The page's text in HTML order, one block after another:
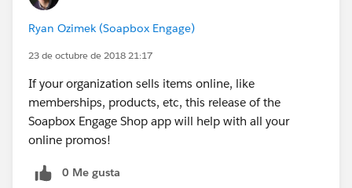
Ryan Ozimek (Soapbox Engage)
23 de octubre de 2018 21:17
If your organization sells items online, like
memberships, products, etc, this release of the
Soapbox Engage Shop app will help with all your
online promos!
0 Me gusta